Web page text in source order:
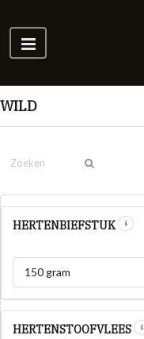
WILD
HERTENBIEFSTUK
150 gram
HERTENSTOOFVLEES